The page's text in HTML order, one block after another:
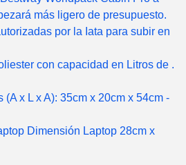
más ligero de presupuesto.
por la Iata para subir en
con capacidad en Litros de .
x L x A): 35cm x 20cm x 54cm -
Dimensión Laptop 28cm x